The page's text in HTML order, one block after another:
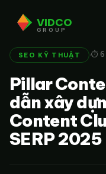
VIDCO
GROUP
SEO KỸ THUẬT ·⏱ 6
Pillar
dẫn xây
Content
SERP 2025